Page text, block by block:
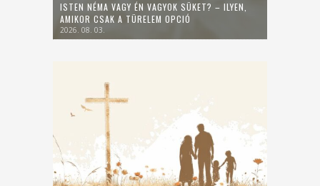
ISTEN NÉMA VAGY ÉN VAGYOK SÜKET? – ILYEN,
AMIKOR CSAK A TÜRELEM OPCIÓ
2026. 08. 03.